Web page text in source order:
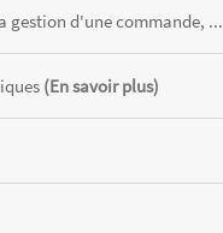
gestion d'une commande, ...
(En savoir plus)
comprises.